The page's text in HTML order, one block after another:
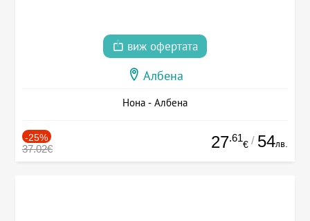
виж офертата
Албена
Нона - Албена
-25%
37.02€ 27.61
€ / 54лв.